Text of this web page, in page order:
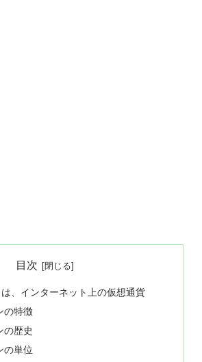
目次
、インターネット上の仮想通貨
の特徴
の歴史
の単位